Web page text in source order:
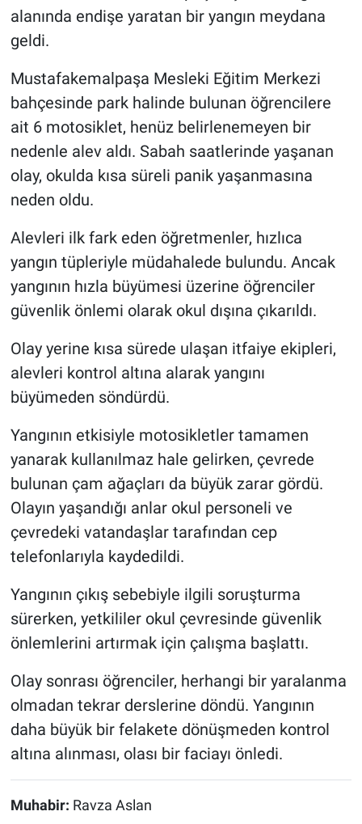
alanında endişe yaratan bir yangın meydana
geldi.
Mustafakemalpaşa Mesleki Eğitim Merkezi
bahçesinde park halinde bulunan öğrencilere
ait 6 motosiklet, henüz belirlenemeyen bir
nedenle alev aldı. Sabah saatlerinde yaşanan
olay, okulda kısa süreli panik yaşanmasına
neden oldu.
Alevleri ilk fark eden öğretmenler, hızlıca
yangın tüpleriyle müdahalede bulundu. Ancak
yangının hızla büyümesi üzerine öğrenciler
güvenlik önlemi olarak okul dışına çıkarıldı.
Olay yerine kısa sürede ulaşan itfaiye ekipleri,
alevleri kontrol altına alarak yangını
büyümeden söndürdü.
Yangının etkisiyle motosikletler tamamen
yanarak kullanılmaz hale gelirken, çevrede
bulunan çam ağaçları da büyük zarar gördü.
Olayın yaşandığı anlar okul personeli ve
çevredeki vatandaşlar tarafından cep
telefonlarıyla kaydedildi.
Yangının çıkış sebebiyle ilgili soruşturma
sürerken, yetkililer okul çevresinde güvenlik
önlemlerini artırmak için çalışma başlattı.
Olay sonrası öğrenciler, herhangi bir yaralanma
olmadan tekrar derslerine döndü. Yangının
daha büyük bir felakete dönüşmeden kontrol
altına alınması, olası bir faciayı önledi.
Muhabir: Ravza Aslan
Nöbetçi Eczaneler